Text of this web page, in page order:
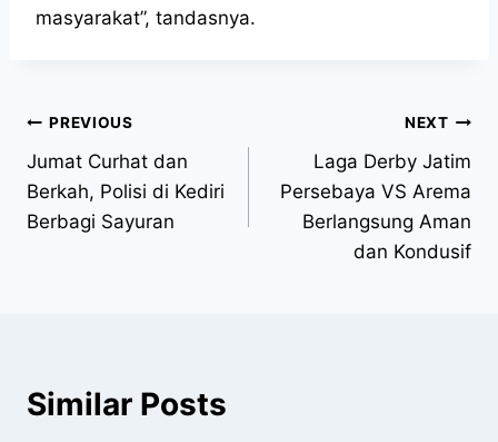
masyarakat”, tandasnya.
PREVIOUS
Jumat Curhat dan
Berkah, Polisi di Kediri
Berbagi Sayuran
NEXT
Laga Derby Jatim
Persebaya VS Arema
Berlangsung Aman
dan Kondusif
Similar Posts